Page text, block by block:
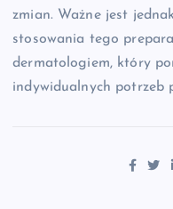
zmian. Ważne jest
stosowania tego
dermatologiem, który
indywidualnych potrzeb